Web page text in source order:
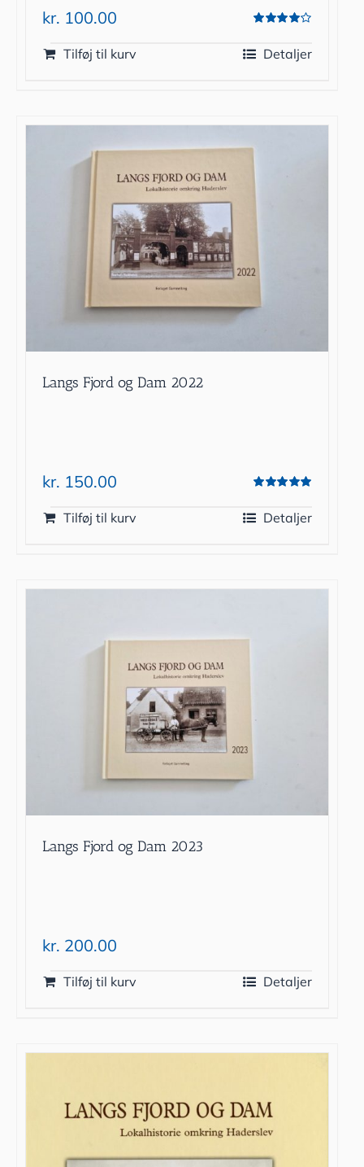
4.00
ud af 5
kr. 100.00
Tilføj til kurv Detaljer
Langs Fjord og Dam 2022
5.00
ud af 5
kr. 150.00
Tilføj til kurv Detaljer
Langs Fjord og Dam 2023
kr. 200.00
Tilføj til kurv Detaljer